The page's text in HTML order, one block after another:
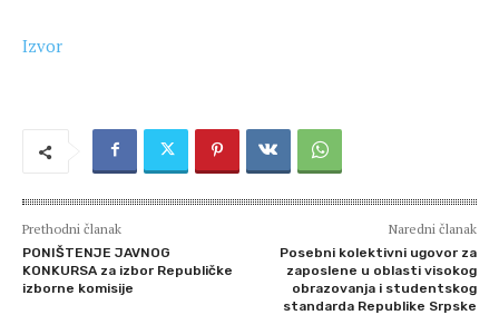
Izvor
Prethodni članak
PONIŠTENJE JAVNOG
KONKURSA za izbor Republičke
izborne komisije
Naredni članak
Posebni kolektivni ugovor za
zaposlene u oblasti visokog
obrazovanja i studentskog
standarda Republike Srpske